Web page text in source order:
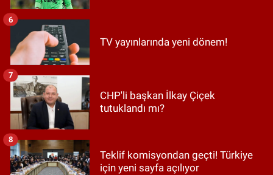
TV yayınlarında yeni dönem!
6
CHP'li başkan İlkay Çiçek
tutuklandı mı?
7
Teklif komisyondan geçti! Türkiye
için yeni sayfa açılıyor
8